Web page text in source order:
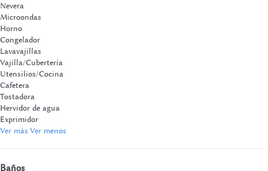
Nevera
Microondas
Horno
Congelador
Lavavajillas
Vajilla/Cubertería
Utensilios/Cocina
Cafetera
Tostadora
Hervidor de agua
Exprimidor
Ver más Ver menos
Baños